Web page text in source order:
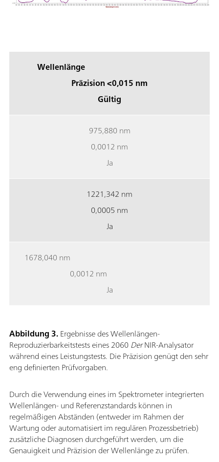
Wellenlänge
Präzision <0,015 nm
Gültig
975,880 nm
0,0012 nm
Ja
1221,342 nm
0,0005 nm
Ja
1678,040 nm
0,0012 nm
Ja
Abbildung 3.Ergebnisse des Wellenlängen-
Reproduzierbarkeitstests eines 2060DerNIR-Analysator
während eines Leistungstests. Die Präzision genügt den sehr
eng definierten Prüfvorgaben.
Durch die Verwendung eines im Spektrometer integrierten
Wellenlängen- und Referenzstandards können in
regelmäßigen Abständen (entweder im Rahmen der
Wartung oder automatisiert im regulären Prozessbetrieb)
zusätzliche Diagnosen durchgeführt werden, um die
Genauigkeit und Präzision der Wellenlänge zu prüfen.